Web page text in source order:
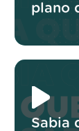
plano
Sabia